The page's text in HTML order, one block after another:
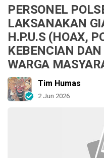
PERSONEL
LAKSANAKAN
H.P.U.S (HOAX,
KEBENCIAN
WARGA
Tim Humas
2 Jun 2026